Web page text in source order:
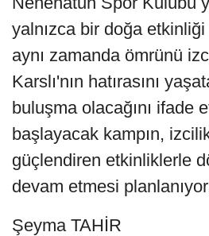
yalnızca bir doğa etkinliği
aynı zamanda ömrünü
Karslı'nın hatırasını
buluşma olacağını ifade
başlayacak kampın,
güçlendiren etkinliklerle
devam etmesi
Şeyma TAHİR